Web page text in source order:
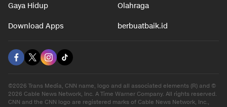
Gaya Hidup Olahraga
Download Apps berbuatbaik.id
©2026 Trans Media, CNN name, logo and all associated elements (R) and ©
2026 Cable News Network, Inc. A Time Warner Company. All rights reserved.
CNN and the CNN logo are registered marks of Cable News Network, Inc.,